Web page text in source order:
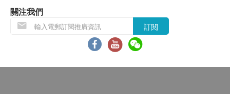
限於由於天災、火災、水災、意外、暴亂、戰爭、
政府政策、罷工或任何不能控制的情況）而未能準
確地提供閣下所需的貨品或服務，健康網購
<health.ESDdlife> 及 Power Living 均不會承擔任
關注我們
訂閱